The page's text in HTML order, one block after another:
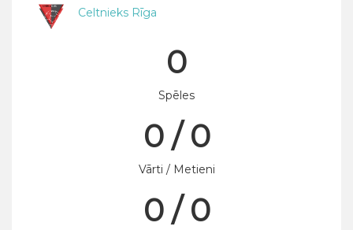
Celtnieks Rīga
0
Spēles
0 / 0
Vārti / Metieni
0 / 0